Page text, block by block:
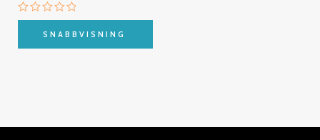
Betygsatt
5
SNABBVISNING